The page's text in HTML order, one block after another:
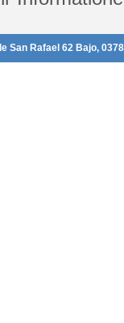
San Rafael 62 Bajo,